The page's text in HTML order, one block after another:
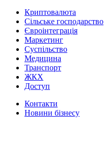
Криптовалюта
Сільське господарство
Євроінтеграція
Маркетинг
Суспільство
Медицина
Транспорт
ЖКХ
Доступ
Контакти
Новини бізнесу